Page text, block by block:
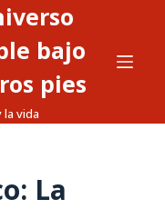
bajo
pies
la vida
La